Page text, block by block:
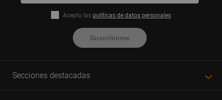
Acepto las políticas de datos personales
Suscribirme
Secciones destacadas